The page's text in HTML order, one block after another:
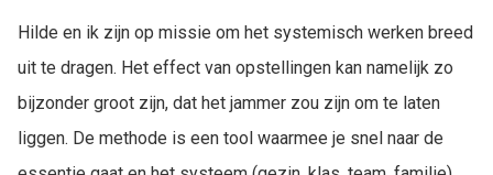
Hilde en ik zijn op missie om het systemisch werken breed
uit te dragen. Het effect van opstellingen kan namelijk zo
bijzonder groot zijn, dat het jammer zou zijn om te laten
liggen. De methode is een tool waarmee je snel naar de